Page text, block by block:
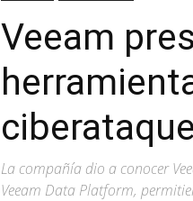
Veeam
La compañía dio a conocer
Veeam Data Platform,